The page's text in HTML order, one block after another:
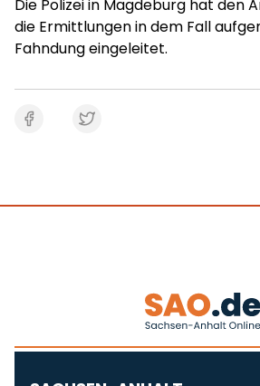
Die Polizei in Magdeburg hat den
die Ermittlungen in dem Fall
Fahndung eingeleitet.